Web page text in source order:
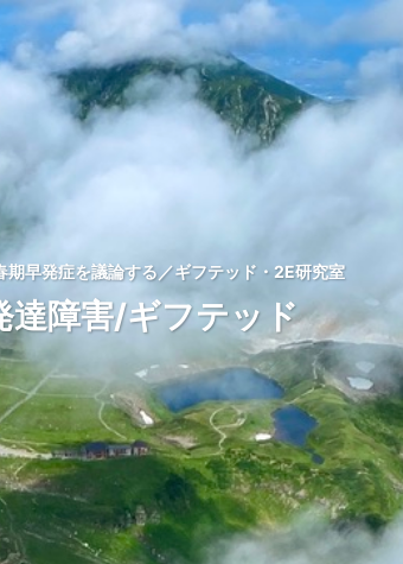
早発症を議論する／ギフテッド・2E研究室
達障害/ギフテッド